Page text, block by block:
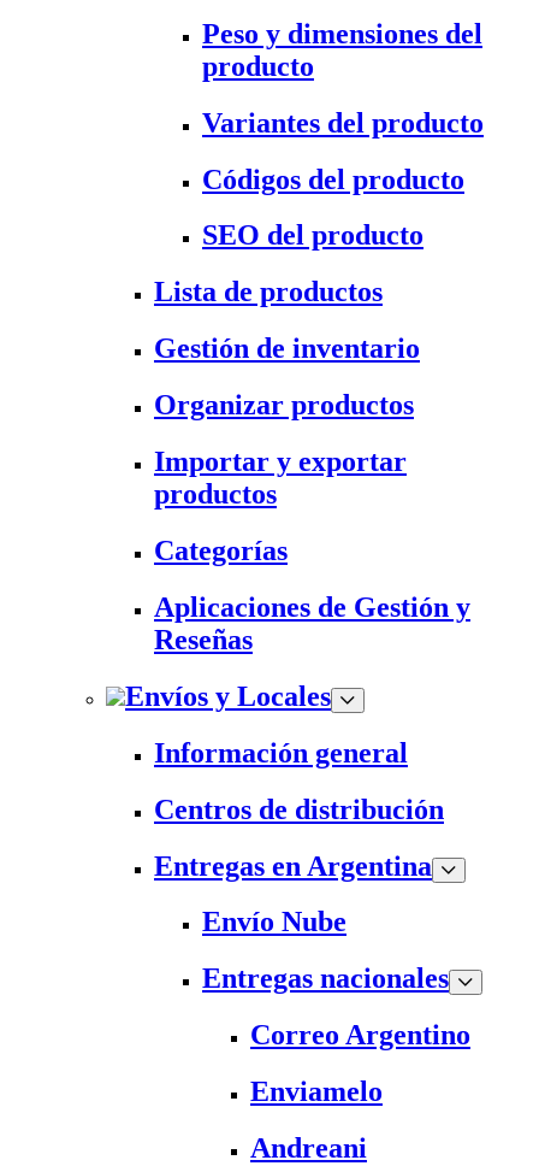
Peso y dimensiones del
producto
Variantes del producto
Códigos del producto
SEO del producto
Lista de productos
Gestión de inventario
Organizar productos
Importar y exportar
productos
Categorías
Aplicaciones de Gestión y
Reseñas
Envíos y Locales
Información general
Centros de distribución
Entregas en Argentina
Envío Nube
Entregas nacionales
Correo Argentino
Enviamelo
Andreani